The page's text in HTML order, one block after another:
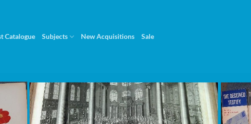
Catalogue Subjects New Acquisitions Sale